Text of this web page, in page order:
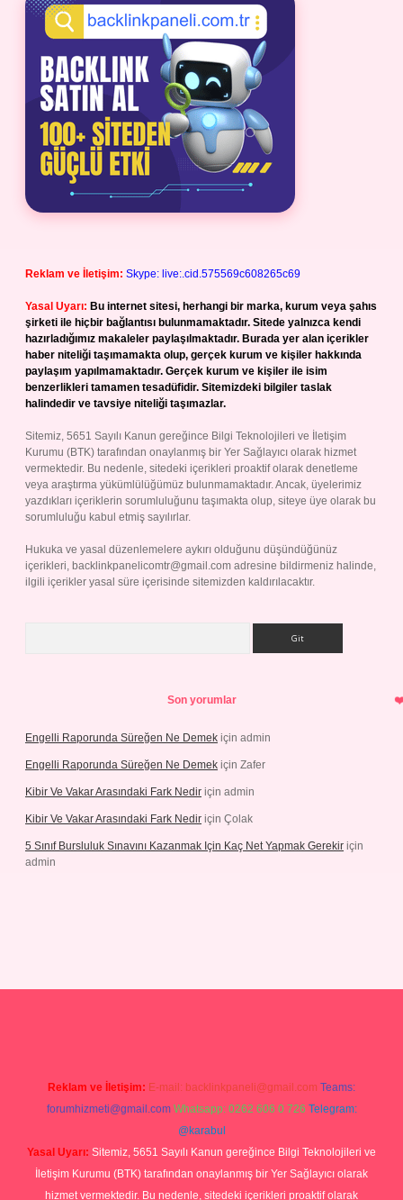
Reklam ve İletişim: Skype: live:.cid.575569c608265c69
Yasal Uyarı: Bu internet sitesi, herhangi bir marka, kurum veya şahıs
şirketi ile hiçbir bağlantısı bulunmamaktadır. Sitede yalnızca kendi
hazırladığımız makaleler paylaşılmaktadır. Burada yer alan içerikler
haber niteliği taşımamakta olup, gerçek kurum ve kişiler hakkında
paylaşım yapılmamaktadır. Gerçek kurum ve kişiler ile isim
benzerlikleri tamamen tesadüfidir. Sitemizdeki bilgiler taslak
halindedir ve tavsiye niteliği taşımazlar.
Sitemiz, 5651 Sayılı Kanun gereğince Bilgi Teknolojileri ve İletişim
Kurumu (BTK) tarafından onaylanmış bir Yer Sağlayıcı olarak hizmet
vermektedir. Bu nedenle, sitedeki içerikleri proaktif olarak denetleme
veya araştırma yükümlülüğümüz bulunmamaktadır. Ancak, üyelerimiz
yazdıkları içeriklerin sorumluluğunu taşımakta olup, siteye üye olarak bu
sorumluluğu kabul etmiş sayılırlar.
Hukuka ve yasal düzenlemelere aykırı olduğunu düşündüğünüz
içerikleri, backlinkpanelicomtr@gmail.com adresine bildirmeniz halinde,
ilgili içerikler yasal süre içerisinde sitemizden kaldırılacaktır.
Son yorumlar
Engelli Raporunda Süreğen Ne Demek için admin
Engelli Raporunda Süreğen Ne Demek için Zafer
Kibir Ve Vakar Arasındaki Fark Nedir için admin
Kibir Ve Vakar Arasındaki Fark Nedir için Çolak
5 Sınıf Bursluluk Sınavını Kazanmak Için Kaç Net Yapmak Gerekir için
admin
Reklam ve İletişim: E-mail: backlinkpaneli@gmail.com Teams:
forumhizmeti@gmail.com Whatsapp: 0262 606 0 726 Telegram:
@karabul
Yasal Uyarı: Sitemiz, 5651 Sayılı Kanun gereğince Bilgi Teknolojileri ve
İletişim Kurumu (BTK) tarafından onaylanmış bir Yer Sağlayıcı olarak
hizmet vermektedir. Bu nedenle, sitedeki içerikleri proaktif olarak